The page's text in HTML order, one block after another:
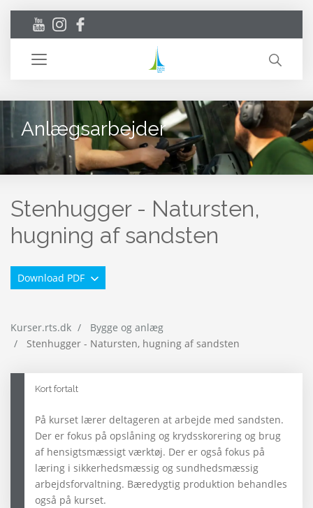
Toggle
Anlægsarbejder
Stenhugger - Natursten,
hugning af sandsten
Download PDF
Kurser.rts.dk
Bygge og anlæg
Stenhugger - Natursten, hugning af sandsten
Kort fortalt
På kurset lærer deltageren at arbejde med sandsten.
Der er fokus på opslåning og krydsskorering og brug
af hensigtsmæssigt værktøj. Der er også fokus på
læring i sikkerhedsmæssig og sundhedsmæssig
arbejdsforvaltning. Bæredygtig produktion behandles
også på kurset.